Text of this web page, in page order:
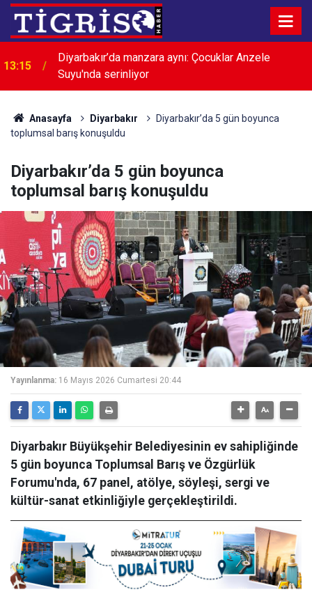
13:00
Hürmüz Boğazı gerilimi petrol fiyatlarını yeniden
yükseltti
Anasayfa Diyarbakır
Diyarbakır’da 5 gün boyunca
toplumsal barış konuşuldu
Diyarbakır’da 5 gün boyunca
toplumsal barış konuşuldu
Yayınlanma: 16 Mayıs 2026 Cumartesi 20:44
Diyarbakır Büyükşehir Belediyesinin ev sahipliğinde
5 gün boyunca Toplumsal Barış ve Özgürlük
Forumu'nda, 67 panel, atölye, söyleşi, sergi ve
kültür-sanat etkinliğiyle gerçekleştirildi.